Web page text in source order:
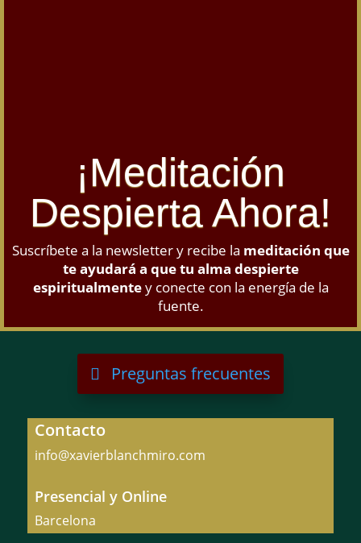
¡Meditación
Despierta Ahora!
Suscríbete a la newsletter y recibe la meditación que
te ayudará a que tu alma despierte
espiritualmentey conecte con la energía de la
fuente.
Preguntas frecuentes
Contacto
info@xavierblanchmiro.com
Presencial y Online
Barcelona